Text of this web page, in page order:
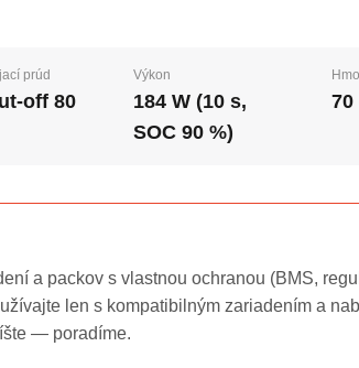
prúd
off 80
Výkon
184 W (10 s,
SOC 90 %)
70
a packov s vlastnou ochranou (BMS,
len s kompatibilným zariadením a
— poradíme.